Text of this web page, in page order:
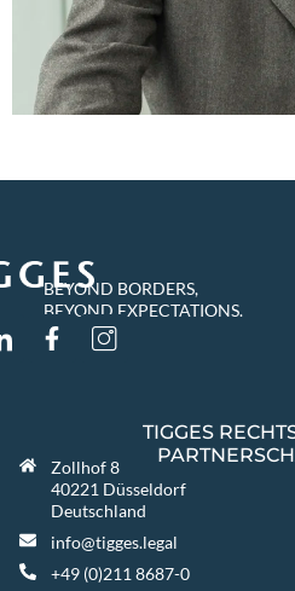
BEYOND BORDERS,
BEYOND EXPECTATIONS.
TIGGES
Zollhof 8
40221 Düsseldorf
Deutschland
info@tigges.legal
+49 (0)211 8687-0